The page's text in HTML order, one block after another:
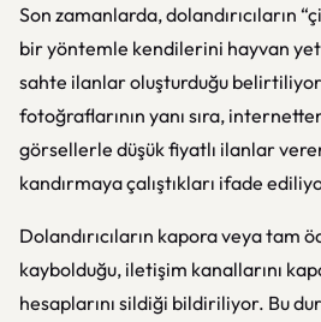
Son zamanlarda, dolandırıcıların
bir yöntemle kendilerini hayvan
sahte ilanlar oluşturduğu
fotoğraflarının yanı sıra,
görsellerle düşük fiyatlı ilanlar
kandırmaya çalıştıkları ifade
Dolandırıcıların kapora veya tam
kaybolduğu, iletişim kanallarını
hesaplarını sildiği bildiriliyor. Bu